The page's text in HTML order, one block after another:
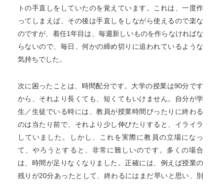
トの手直しをしていたのを覚えています。これは、一度作
ってしまえば、その後は手直しをしながら使えるので楽な
のですが、着任1年目は、毎週新しいものを作らなければな
らないので、毎日、何かの締め切りに追われているような
気持ちでした。
次に困ったことは、時間配分です。大学の授業は90分です
から、それより長くても、短くてもいけません。自分が学
生／生徒でいる時には、教員が授業時間ぴったりに終わる
のは当たり前で、それより少し伸びたりすると、イライラ
していました。しかし、これを実際に教員の立場になっ
て、やろうとすると、非常に難しいのです。多くの場合
は、時間が足りなくなりました。正確には、例えば授業の
残りが20分あったとして、終わるにはまだ早いと思い、別